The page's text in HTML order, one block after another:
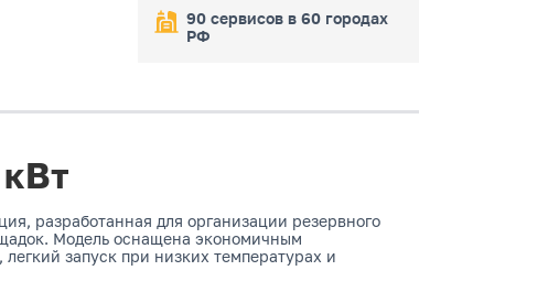
90 сервисов в 60 городах
РФ
разработанная для организации резервного
Модель оснащена экономичным
запуск при низких температурах и